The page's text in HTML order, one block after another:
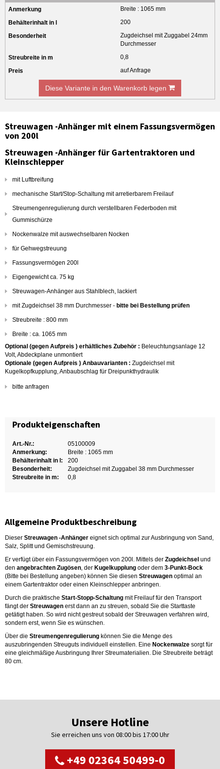
Breite : 1065 mm
200
Zugdeichsel mit Zuggabel 24mm
Durchmesser
0,8
auf Anfrage
Diese Variante in den Warenkorb legen
Streuwagen -Anhänger mit einem Fassungsvermögen
von 200l
Streuwagen -Anhänger für Gartentraktoren und
Kleinschlepper
mit Luftbreifung
mechanische Start/Stop-Schaltung mit arretierbarem Freilauf
Streumengenregulierung durch verstellbaren Federboden mit
Gummischürze
Nockenwalze mit auswechselbaren Nocken
für Gehwegstreuung
Fassungsvermögen 200l
Eigengewicht ca. 75 kg
Streuwagen-Anhänger aus Stahlblech, lackiert
mit Zugdeichsel 38 mm Durchmesser - bitte bei Bestellung prüfen
Streubreite : 800 mm
Breite : ca. 1065 mm
Optional (gegen Aufpreis ) erhältliches Zubehör : Beleuchtungsanlage 12
Volt, Abdeckplane unmontiert
Optionale (gegen Aufpreis ) Anbauvarianten : Zugdeichsel mit
Kugelkopfkupplung, Anbaubschlag für Dreipunkthydraulik
bitte anfragen
Produkteigenschaften
Art.-Nr.:
05100009
Anmerkung:
Breite : 1065 mm
Behälterinhalt in l:
200
Besonderheit:
Zugdeichsel mit Zuggabel 38 mm Durchmesser
Streubreite in m:
0,8
Allgemeine Produktbeschreibung
Dieser Streuwagen -Anhänger eignet sich optimal zur Ausbringung von Sand,
Salz, Splitt und Gemischstreuung.
Er verfügt über ein Fassungsvermögen von 200l. Mittels der Zugdeichsel und
den angebrachten Zugösen, der Kugelkupplung oder dem 3-Punkt-Bock
(Bitte bei Bestellung angeben) können Sie diesen Streuwagen optimal an
einem Gartentraktor oder einen Kleinschlepper anbringen.
Durch die praktische Start-Stopp-Schaltung mit Freilauf für den Transport
fängt der Streuwagen erst dann an zu streuen, sobald Sie die Starttaste
getätigt haben. So wird nicht gestreut sobald der Streuwagen verfahren wird,
sondern erst, wenn Sie es wünschen.
Über die Streumengenregulierung können Sie die Menge des
auszubringenden Streuguts individuell einstellen. Eine Nockenwalze sorgt für
eine gleichmäßige Ausbringung Ihrer Streumaterialien. Die Streubreite beträgt
80 cm.
Unsere Hotline
Sie erreichen uns von 08:00 bis 17:00 Uhr
+49 02364 50499-0